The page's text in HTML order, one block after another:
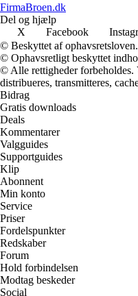
FirmaBroen.dk
Del og hjælp
X
Facebook
© Beskyttet af ophavsretsloven.
© Ophavsretligt beskyttet
© Alle rettigheder forbeholdes.
distribueres, transmitteres,
Bidrag
Gratis downloads
Deals
Kommentarer
Valgguides
Supportguides
Klip
Abonnent
Min konto
Service
Priser
Fordelspunkter
Redskaber
Forum
Hold forbindelsen
Modtag beskeder
Social